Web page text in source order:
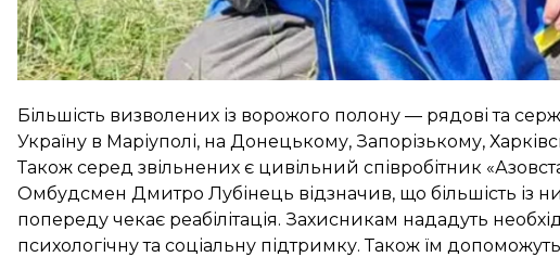
Більшість визволених із ворожого полону — рядові та
Україну в Маріуполі, на Донецькому, Запорізькому,
Також серед звільнених є цивільний співробітник
Омбудсмен Дмитро Лубінець відзначив, що більшість із
попереду чекає реабілітація. Захисникам нададуть
психологічну та соціальну підтримку. Також їм